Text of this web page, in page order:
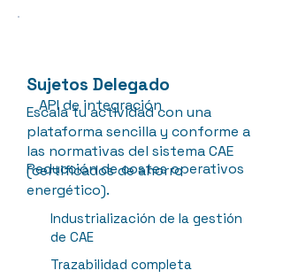
API de integración
Reducción de costes operativos
Sujetos Delegado
Escala tu actividad con una
plataforma sencilla y conforme a
las normativas del sistema CAE
(certificados de ahorro
energético).
Industrialización de la gestión
de CAE
Trazabilidad completa